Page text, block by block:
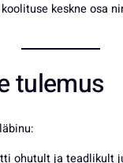
keskne osa
tulemus
ohutult ja teadlikult